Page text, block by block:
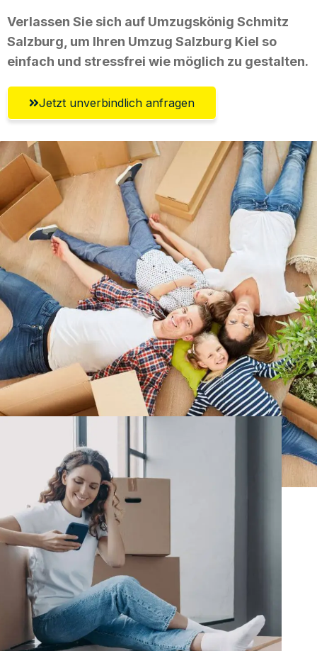
Verlassen Sie sich auf Umzugskönig Schmitz
Salzburg, um Ihren Umzug Salzburg Kiel so
einfach und stressfrei wie möglich zu gestalten.
Jetzt unverbindlich anfragen